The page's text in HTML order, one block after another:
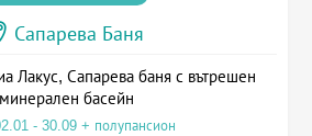
Сапарева Баня
Лакус, Сапарева баня с вътрешен
минерален басейн
- 30.09 + полупансион